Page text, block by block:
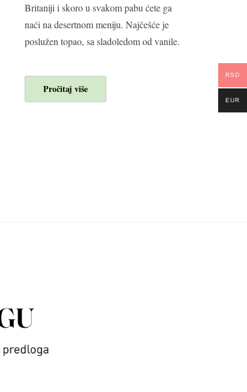
Britaniji i skoro u svakom pabu ćete ga
naći na desertnom meniju. Najčešće je
poslužen topao, sa sladoledom od vanile.
Pročitaj više
RSD
EUR